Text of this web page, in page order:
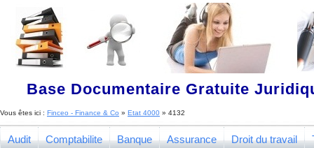
Base Documentaire Gratuite
Vous êtes ici : Finceo - Finance & Co » Etat 4000 » 4132
Audit Comptabilite Banque Assurance Droit du travail